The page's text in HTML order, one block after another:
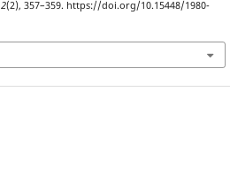
2(2), 357–359. https://doi.org/10.15448/1980-